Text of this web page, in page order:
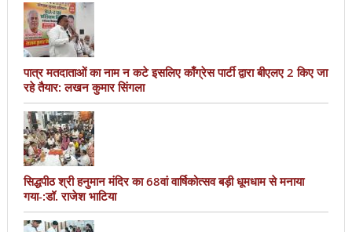
पात्र मतदाताओं का नाम न कटे इसलिए काँग्रेस पार्टी द्वारा बीएलए 2 किए जा
रहे तैयार: लखन कुमार सिंगला
सिद्धपीठ श्री हनुमान मंदिर का 68वां वार्षिकोत्सव बड़ी धूमधाम से मनाया
गया-:डॉ. राजेश भाटिया